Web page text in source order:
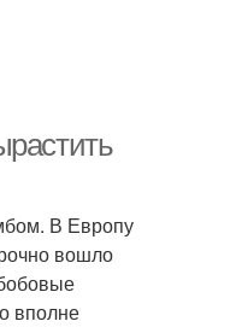
В Европу
вошло
вполне